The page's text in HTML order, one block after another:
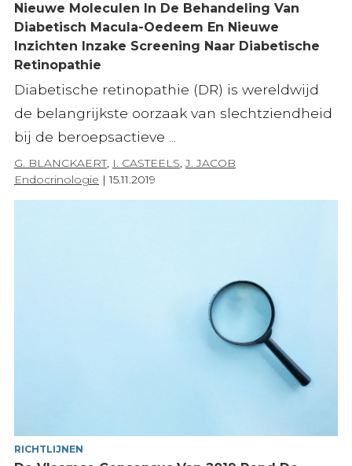
Nieuwe Moleculen In De Behandeling Van
Diabetisch Macula-Oedeem En Nieuwe
Inzichten Inzake Screening Naar Diabetische
Retinopathie
Diabetische retinopathie (DR) is wereldwijd
de belangrijkste oorzaak van slechtziendheid
bij de beroepsactieve ...
G. BLANCKAERT, I. CASTEELS,J. JACOB
Endocrinologie |15.11.2019
RICHTLIJNEN